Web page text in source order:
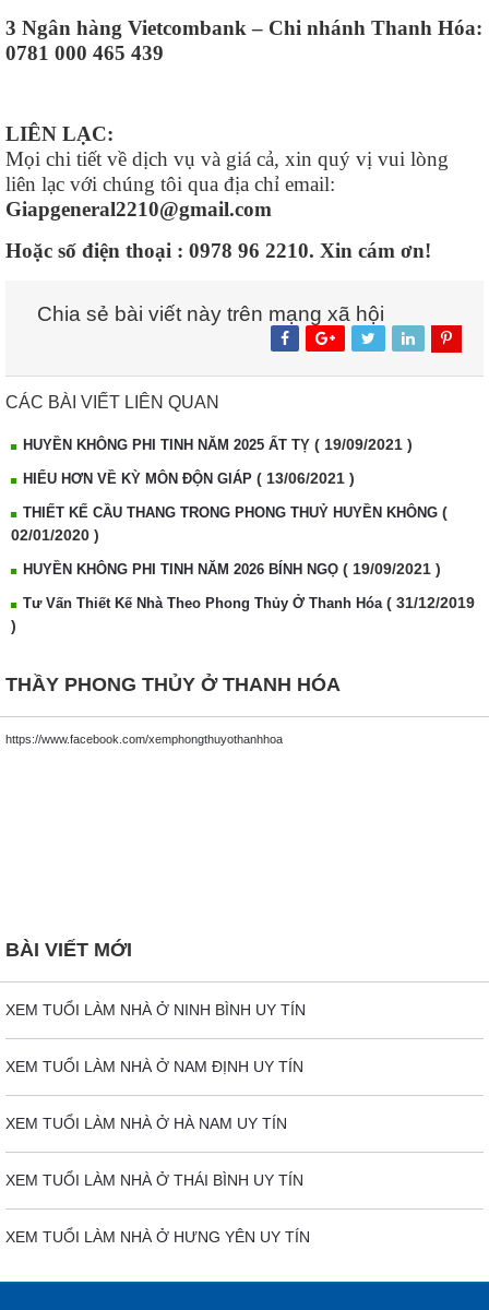
3 Ngân hàng Vietcombank – Chi nhánh Thanh Hóa:
0781 000 465 439
LIÊN LẠC:
Mọi chi tiết về dịch vụ và giá cả, xin quý vị vui lòng
liên lạc với chúng tôi qua địa chỉ email:
Giapgeneral2210@gmail.com
Hoặc số điện thoại : 0978 96 2210. Xin cám ơn!
Chia sẻ bài viết này trên mạng xã hội
CÁC BÀI VIẾT LIÊN QUAN
HUYỀN KHÔNG PHI TINH NĂM 2025 ẤT TỴ ( 19/09/2021 )
HIỂU HƠN VỀ KỲ MÔN ĐỘN GIÁP ( 13/06/2021 )
THIẾT KẾ CẦU THANG TRONG PHONG THUỶ HUYỀN KHÔNG (
02/01/2020 )
HUYỀN KHÔNG PHI TINH NĂM 2026 BÍNH NGỌ ( 19/09/2021 )
Tư Vấn Thiết Kế Nhà Theo Phong Thủy Ở Thanh Hóa ( 31/12/2019
)
THẦY PHONG THỦY Ở THANH HÓA
https://www.facebook.com/xemphongthuyothanhhoa
BÀI VIẾT MỚI
XEM TUỔI LÀM NHÀ Ở NINH BÌNH UY TÍN
XEM TUỔI LÀM NHÀ Ở NAM ĐỊNH UY TÍN
XEM TUỔI LÀM NHÀ Ở HÀ NAM UY TÍN
XEM TUỔI LÀM NHÀ Ở THÁI BÌNH UY TÍN
XEM TUỔI LÀM NHÀ Ở HƯNG YÊN UY TÍN